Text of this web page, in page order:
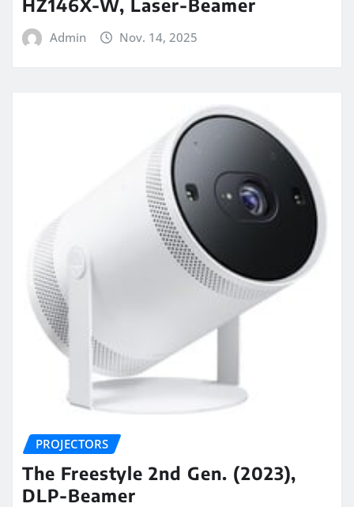
Admin Nov. 14, 2025
PROJECTORS
The Freestyle 2nd Gen. (2023),
DLP-Beamer